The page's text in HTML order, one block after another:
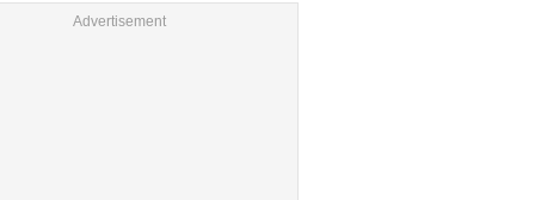
Advertisement